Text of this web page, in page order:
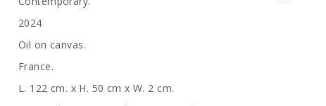
2024
Oil on canvas.
France.
L. 122 cm. x H. 50 cm x W. 2 cm.